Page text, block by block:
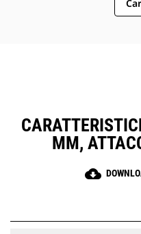
MM,
cloud_download